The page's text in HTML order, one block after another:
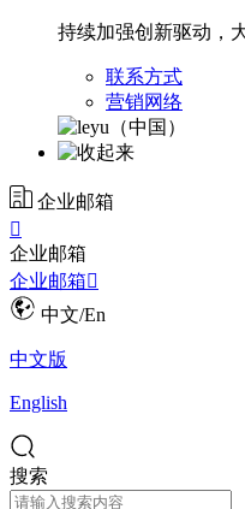
持续加强创新驱动，
联系方式
营销网络
企业邮箱

企业邮箱
企业邮箱
中文/En
中文版
English
搜索